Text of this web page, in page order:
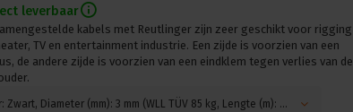
leverbaar
kabels met Reutlinger zijn zeer geschikt voor rigging
TV en entertainment industrie. Een zijde is voorzien van een
de andere zijde is voorzien van een eindklem tegen verlies van de
Kleur: Zwart, Diameter (mm): 3 mm (WLL TÜV 85 kg, Lengte (m): 1,5 meter